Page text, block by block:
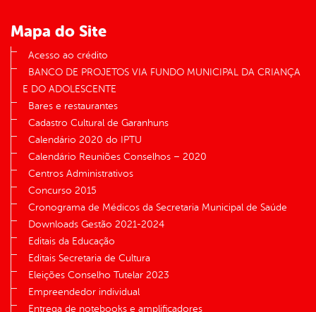
Mapa do Site
Acesso ao crédito
BANCO DE PROJETOS VIA FUNDO MUNICIPAL DA CRIANÇA
E DO ADOLESCENTE
Bares e restaurantes
Cadastro Cultural de Garanhuns
Calendário 2020 do IPTU
Calendário Reuniões Conselhos – 2020
Centros Administrativos
Concurso 2015
Cronograma de Médicos da Secretaria Municipal de Saúde
Downloads Gestão 2021-2024
Editais da Educação
Editais Secretaria de Cultura
Eleições Conselho Tutelar 2023
Empreendedor individual
Entrega de notebooks e amplificadores